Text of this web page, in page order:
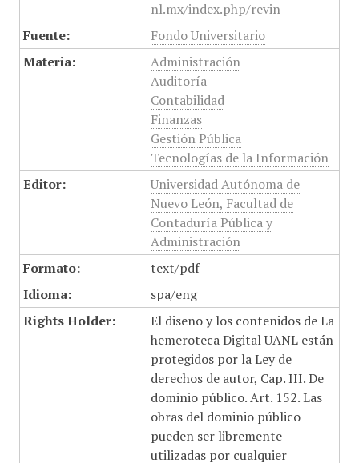
nl.mx/index.php/revin
Fuente:
Fondo Universitario
Materia:
Administración
Auditoría
Contabilidad
Finanzas
Gestión Pública
Tecnologías de la Información
Editor:
Universidad Autónoma de
Nuevo León, Facultad de
Contaduría Pública y
Administración
Formato:
text/pdf
Idioma:
spa/eng
Rights Holder:
El diseño y los contenidos de La
hemeroteca Digital UANL están
protegidos por la Ley de
derechos de autor, Cap. III. De
dominio público. Art. 152. Las
obras del dominio público
pueden ser libremente
utilizadas por cualquier